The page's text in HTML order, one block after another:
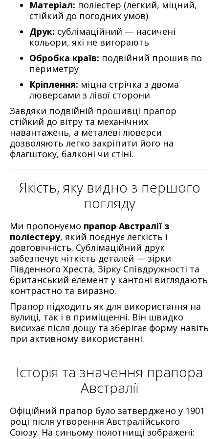
Матеріал: поліестер (легкий, міцний,
стійкий до погодних умов)
Друк: сублімаційний — насичені
кольори, які не вигорають
Обробка країв: подвійний прошив по
периметру
Кріплення: міцна стрічка з двома
люверсами з лівої сторони
Завдяки подвійній прошивці прапор
стійкий до вітру та механічних
навантажень, а металеві люверси
дозволяють легко закріпити його на
флагштоку, балконі чи стіні.
Якість, яку видно з першого
погляду
Ми пропонуємо прапор Австралії з
поліестеру, який поєднує легкість і
довговічність. Сублімаційний друк
забезпечує чіткість деталей — зірки
Південного Хреста, Зірку Співдружності та
британський елемент у кантоні виглядають
контрастно та виразно.
Прапор підходить як для використання на
вулиці, так і в приміщенні. Він швидко
висихає після дощу та зберігає форму навіть
при активному використанні.
Історія та значення прапора
Австралії
Офіційний прапор було затверджено у 1901
році після утворення Австралійського
Союзу. На синьому полотнищі зображені: